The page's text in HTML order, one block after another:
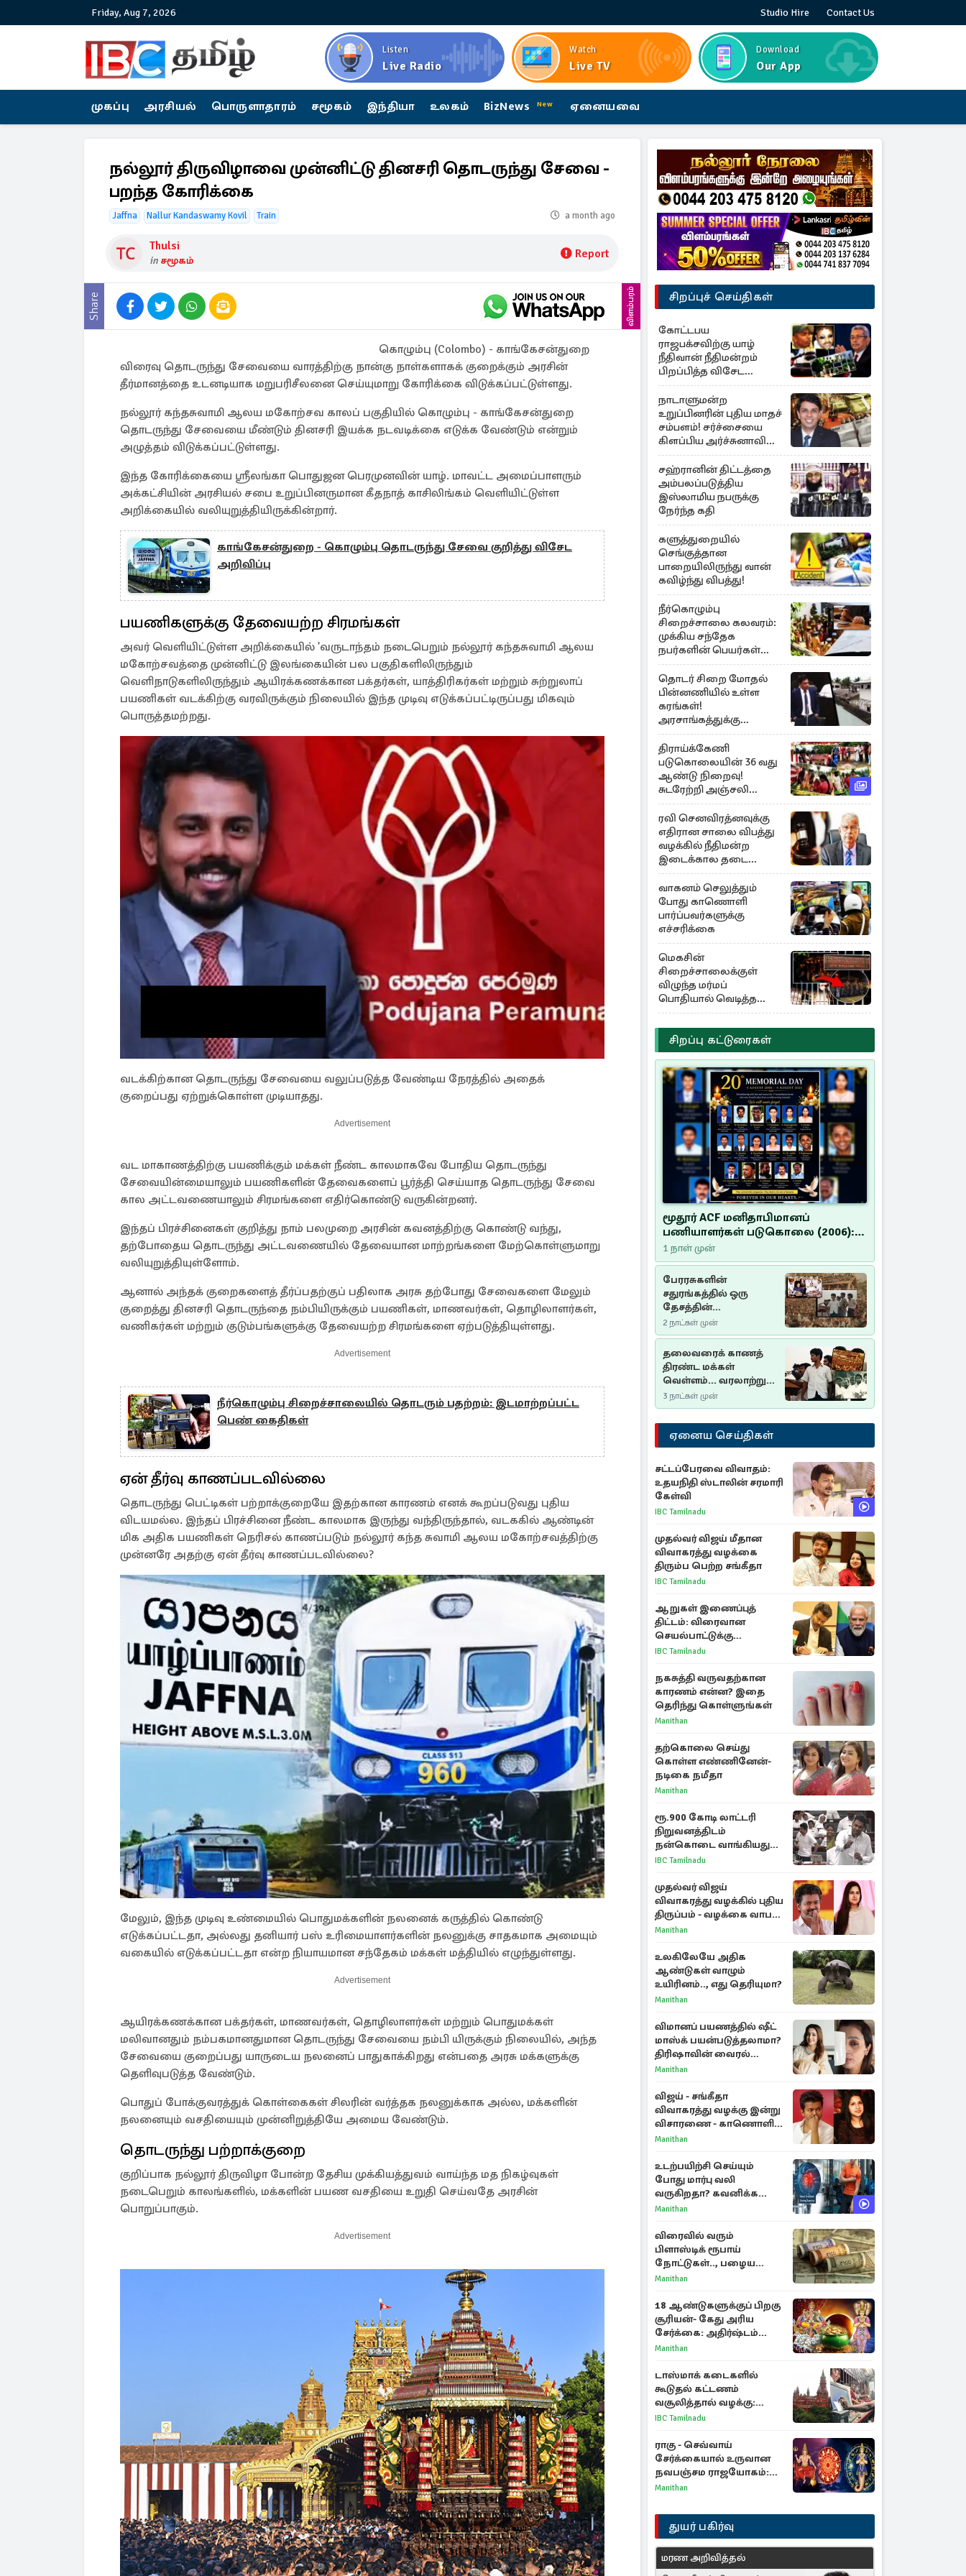
Friday, Aug 7, 2026 Studio Hire Contact Us
Listen
Live Radio
Watch
Live TV
Download
Our App
முகப்பு அரசியல் பொருளாதாரம் சமூகம் இந்தியா உலகம் BizNews New ஏனையவை
நல்லூர் திருவிழாவை முன்னிட்டு தினசரி தொடருந்து சேவை -
பறந்த கோரிக்கை
Jaffna Nallur Kandaswamy Kovil Train a month ago
Thulsi
in சமூகம் Report
Share விளம்பரம்
கொழும்பு (Colombo) - காங்கேசன்துறை
விரைவு தொடருந்து சேவையை வாரத்திற்கு நான்கு நாள்களாகக் குறைக்கும் அரசின்
தீர்மானத்தை உடனடியாக மறுபரிசீலனை செய்யுமாறு கோரிக்கை விடுக்கப்பட்டுள்ளது.
நல்லூர் கந்தசுவாமி ஆலய மகோற்சவ காலப் பகுதியில் கொழும்பு - காங்கேசன்துறை
தொடருந்து சேவையை மீண்டும் தினசரி இயக்க நடவடிக்கை எடுக்க வேண்டும் என்றும்
அழுத்தம் விடுக்கப்பட்டுள்ளது.
இந்த கோரிக்கையை ஸ்ரீலங்கா பொதுஜன பெரமுனவின் யாழ். மாவட்ட அமைப்பாளரும்
அக்கட்சியின் அரசியல் சபை உறுப்பினருமான கீதநாத் காசிலிங்கம் வெளியிட்டுள்ள
அறிக்கையில் வலியுறுத்தியிருக்கின்றார்.
காங்கேசன்துறை - கொழும்பு தொடருந்து சேவை குறித்து விசேட
அறிவிப்பு
பயணிகளுக்கு தேவையற்ற சிரமங்கள்
அவர் வெளியிட்டுள்ள அறிக்கையில் 'வருடாந்தம் நடைபெறும் நல்லூர் கந்தசுவாமி ஆலய
மகோற்சவத்தை முன்னிட்டு இலங்கையின் பல பகுதிகளிலிருந்தும்
வெளிநாடுகளிலிருந்தும் ஆயிரக்கணக்கான பக்தர்கள், யாத்திரிகர்கள் மற்றும் சுற்றுலாப்
பயணிகள் வடக்கிற்கு வரவிருக்கும் நிலையில் இந்த முடிவு எடுக்கப்பட்டிருப்பது மிகவும்
பொருத்தமற்றது.
வடக்கிற்கான தொடருந்து சேவையை வலுப்படுத்த வேண்டிய நேரத்தில் அதைக்
குறைப்பது ஏற்றுக்கொள்ள முடியாதது.
Advertisement
வட மாகாணத்திற்கு பயணிக்கும் மக்கள் நீண்ட காலமாகவே போதிய தொடருந்து
சேவையின்மையாலும் பயணிகளின் தேவைகளைப் பூர்த்தி செய்யாத தொடருந்து சேவை
கால அட்டவணையாலும் சிரமங்களை எதிர்கொண்டு வருகின்றனர்.
இந்தப் பிரச்சினைகள் குறித்து நாம் பலமுறை அரசின் கவனத்திற்கு கொண்டு வந்து,
தற்போதைய தொடருந்து அட்டவணையில் தேவையான மாற்றங்களை மேற்கொள்ளுமாறு
வலியுறுத்தியுள்ளோம்.
ஆனால் அந்தக் குறைகளைத் தீர்ப்பதற்குப் பதிலாக அரசு தற்போது சேவைகளை மேலும்
குறைத்து தினசரி தொடருந்தை நம்பியிருக்கும் பயணிகள், மாணவர்கள், தொழிலாளர்கள்,
வணிகர்கள் மற்றும் குடும்பங்களுக்கு தேவையற்ற சிரமங்களை ஏற்படுத்தியுள்ளது.
Advertisement
நீர்கொழும்பு சிறைச்சாலையில் தொடரும் பதற்றம்: இடமாற்றப்பட்ட
பெண் கைதிகள்
ஏன் தீர்வு காணப்படவில்லை
தொடருந்து பெட்டிகள் பற்றாக்குறையே இதற்கான காரணம் எனக் கூறப்படுவது புதிய
விடயமல்ல. இந்தப் பிரச்சினை நீண்ட காலமாக இருந்து வந்திருந்தால், வடககில் ஆண்டின்
மிக அதிக பயணிகள் நெரிசல் காணப்படும் நல்லூர் கந்த சுவாமி ஆலய மகோற்சவத்திற்கு
முன்னரே அதற்கு ஏன் தீர்வு காணப்படவில்லை?
மேலும், இந்த முடிவு உண்மையில் பொதுமக்களின் நலனைக் கருத்தில் கொண்டு
எடுக்கப்பட்டதா, அல்லது தனியார் பஸ் உரிமையாளர்களின் நலனுக்கு சாதகமாக அமையும்
வகையில் எடுக்கப்பட்டதா என்ற நியாயமான சந்தேகம் மக்கள் மத்தியில் எழுந்துள்ளது.
Advertisement
ஆயிரக்கணக்கான பக்தர்கள், மாணவர்கள், தொழிலாளர்கள் மற்றும் பொதுமக்கள்
மலிவானதும் நம்பகமானதுமான தொடருந்து சேவையை நம்பி யிருக்கும் நிலையில், அந்த
சேவையை குறைப்பது யாருடைய நலனைப் பாதுகாக்கிறது என்பதை அரசு மக்களுக்கு
தெளிவுபடுத்த வேண்டும்.
பொதுப் போக்குவரத்துக் கொள்கைகள் சிலரின் வர்த்தக நலனுக்காக அல்ல, மக்களின்
நலனையும் வசதியையும் முன்னிறுத்தியே அமைய வேண்டும்.
தொடருந்து பற்றாக்குறை
குறிப்பாக நல்லூர் திருவிழா போன்ற தேசிய முக்கியத்துவம் வாய்ந்த மத நிகழ்வுகள்
நடைபெறும் காலங்களில், மக்களின் பயண வசதியை உறுதி செய்வதே அரசின்
பொறுப்பாகும்.
Advertisement
சிறப்புச் செய்திகள்
கோட்டபய
ராஜபக்சவிற்கு யாழ்
நீதிவான் நீதிமன்றம்
பிறப்பித்த விசேட
உத்தரவு!
நாடாளுமன்ற
உறுப்பினரின் புதிய மாதச்
சம்பளம்! சர்ச்சையை
கிளப்பிய அர்ச்சுனாவின்
அறிக்கை
சஹ்ரானின் திட்டத்தை
அம்பலப்படுத்திய
இஸ்லாமிய நபருக்கு
நேர்ந்த கதி
களுத்துறையில்
செங்குத்தான
பாறையிலிருந்து வான்
கவிழ்ந்து விபத்து!
நீர்கொழும்பு
சிறைச்சாலை கலவரம்:
முக்கிய சந்தேக
நபர்களின் பெயர்கள்
நீதிமன்றில் சமர்ப்பிப்பு!
தொடர் சிறை மோதல்
பின்னணியில் உள்ள
கரங்கள்!
அரசாங்கத்துக்கு
கிடைத்த புலனாய்வு
தகவல்
திராய்க்கேணி
படுகொலையின் 36 வது
ஆண்டு நிறைவு!
சுடரேற்றி அஞ்சலி
செலுத்திய மக்கள்
ரவி செனவிரத்னவுக்கு
எதிரான சாலை விபத்து
வழக்கில் நீதிமன்ற
இடைக்கால தடை
உத்தரவு!
வாகனம் செலுத்தும்
போது காணொளி
பார்ப்பவர்களுக்கு
எச்சரிக்கை
மெகசின்
சிறைச்சாலைக்குள்
விழுந்த மர்மப்
பொதியால் வெடித்த
மோதல் - ஒருவர் பலி :
பலர் காயம்
சிறப்பு கட்டுரைகள்
மூதூர் ACF மனிதாபிமானப்
பணியாளர்கள் படுகொலை (2006):
20 ஆண்டுகளாகியும் நீதி
மறுக்கப்பட்ட மனிதாபிமானப்
பேரவலம்
1 நாள் முன்
பேரரசுகளின்
சதுரங்கத்தில் ஒரு
தேசத்தின்
தீர்க்கதரிசனம் :
சுதுமலை பிரகடனம்
ஒரு வரலாற்றுப் பாடம்
2 நாட்கள் முன்
தலைவரைக் காணத்
திரண்ட மக்கள்
வெள்ளம்... வரலாற்றுச்
சிறப்புமிக்க சுதுமலைப்
பிரகடனம்…
3 நாட்கள் முன்
ஏனைய செய்திகள்
சட்டப்பேரவை விவாதம்:
உதயநிதி ஸ்டாலின் சரமாரி
கேள்வி
IBC Tamilnadu
முதல்வர் விஜய் மீதான
விவாகரத்து வழக்கை
திரும்ப பெற்ற சங்கீதா
IBC Tamilnadu
ஆறுகள் இணைப்புத்
திட்டம்: விரைவான
செயல்பாட்டுக்கு
பிரதமருக்கு முதலமைச்சர்
IBC Tamilnadu
நகசுத்தி வருவதற்கான
காரணம் என்ன? இதை
தெரிந்து கொள்ளுங்கள்
Manithan
தற்கொலை செய்து
கொள்ள எண்ணினேன்-
நடிகை நமீதா
Manithan
ரூ.900 கோடி லாட்டரி
நிறுவனத்திடம்
நன்கொடை வாங்கியது
ஏன்? உதயநிதி - ஆதவ்
IBC Tamilnadu
முதல்வர் விஜய்
விவாகரத்து வழக்கில் புதிய
திருப்பம் - வழக்கை வாபஸ்
பெற்ற சங்கீதா!
Manithan
உலகிலேயே அதிக
ஆண்டுகள் வாழும்
உயிரினம்.., எது தெரியுமா?
Manithan
விமானப் பயணத்தில் ஷீட்
மாஸ்க் பயன்படுத்தலாமா?
திரிஷாவின் வைரல்
செல்ஃபிக்கு மருத்துவர்
Manithan
விஜய் - சங்கீதா
விவாகரத்து வழக்கு இன்று
விசாரணை - காணொளி
மூலம் ஆஜராக வாய்ப்பு
Manithan
உடற்பயிற்சி செய்யும்
போது மார்பு வலி
வருகிறதா? கவனிக்க
வேண்டிய எச்சரிக்கை
Manithan
விரைவில் வரும்
பிளாஸ்டிக் ரூபாய்
நோட்டுகள்.., பழைய
காகித நோட்டுகள்
Manithan
18 ஆண்டுகளுக்குப் பிறகு
சூரியன்- கேது அரிய
சேர்க்கை: அதிர்ஷ்டம்
பெறும் 3 ராசிகள்!
Manithan
டாஸ்மாக் கடைகளில்
கூடுதல் கட்டணம்
வசூலித்தால் வழக்கு:
சென்னை உயர்நீதிமன்றம்
IBC Tamilnadu
ராகு - செவ்வாய்
சேர்க்கையால் உருவான
நவபஞ்சம ராஜயோகம்:
அதிர்ஷ்டம் பெறும் 3
Manithan
துயர் பகிர்வு
மரண அறிவித்தல்